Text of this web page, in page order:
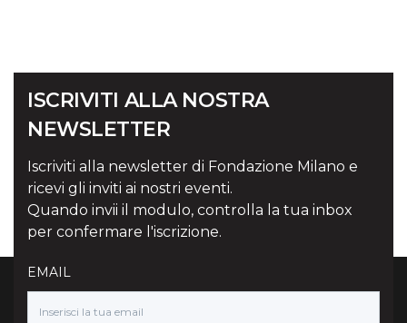
ISCRIVITI ALLA NOSTRA
NEWSLETTER
Iscriviti alla newsletter di Fondazione Milano e
ricevi gli inviti ai nostri eventi.
Quando invii il modulo, controlla la tua inbox
per confermare l'iscrizione.
EMAIL